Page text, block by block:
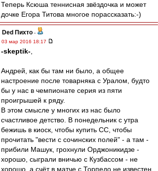
Теперь Ксюша теннисная звёздочка и может
дочке Егора Титова многое порассказать:-)
Ded Пихто -
03 мар 2016 18:17
-skeptik-
Андрей, как бы там ни было, а общее
настроение после товарняка с Уралом, будто
бы у нас в чемпионате серия из пяти
проигрышей к ряду.
В этом смысле у многих из нас было
счастливое детство. В понедельник с утра
бежишь в киоск, чтобы купить СС, чтобы
прочитать "вести с сочинских полей" - а там -
прибили Машук, грохнули Орджоникидзе -
хорошо, сыграли вничью с Кузбассом - не
хорошо, а счёт в матче с Торпедо не известен,